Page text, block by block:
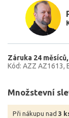
Záruka 24 měsíců
Kód: AZZ AZ1613
Množstevní
Při nákupu nad 3